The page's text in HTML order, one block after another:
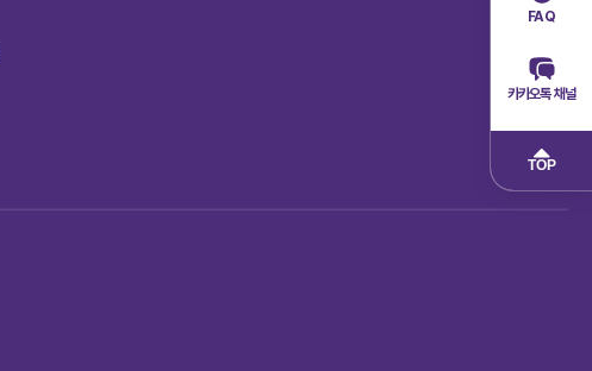
FAQ
카카오톡 채널
TOP